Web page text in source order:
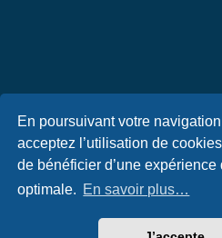
En poursuivant votre
acceptez l’utilisation de
de bénéficier d’une expérience
optimale. En savoir plus…